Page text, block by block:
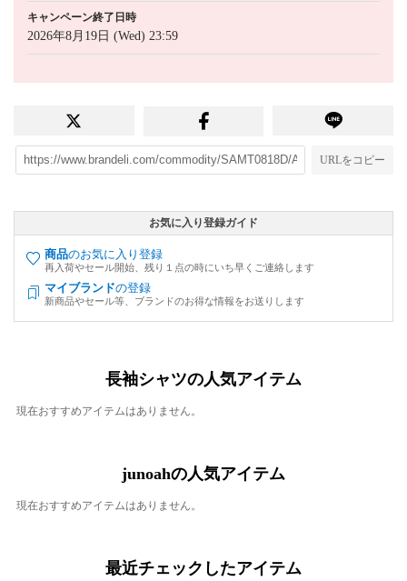
キャンペーン終了日時
2026年8月19日 (Wed) 23:59
URLをコピー
お気に入り登録ガイド
商品のお気に入り登録
再入荷やセール開始、残り１点の時にいち早くご連絡します
マイブランドの登録
新商品やセール等、ブランドのお得な情報をお送りします
長袖シャツの人気アイテム
現在おすすめアイテムはありません。
junoahの人気アイテム
現在おすすめアイテムはありません。
最近チェックしたアイテム